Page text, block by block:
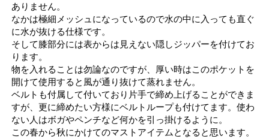
ありません。
なかは極細メッシュになっているので水の中に入っても直ぐ
に水が抜ける仕様です。
そして膝部分には表からは見えない隠しジッパーを付けてお
ります。
物を入れることは勿論なのですが、厚い時はこのポケットを
開けて使用すると風が通り抜けて蒸れません。
ベルトも付属して付いており片手で締め上げることができま
すが、更に締めたい方様にベルトループも付けてます。使わ
ない人はボガやペンチなど何かを引っ掛けるように。
この春から秋にかけてのマストアイテムとなると思います。